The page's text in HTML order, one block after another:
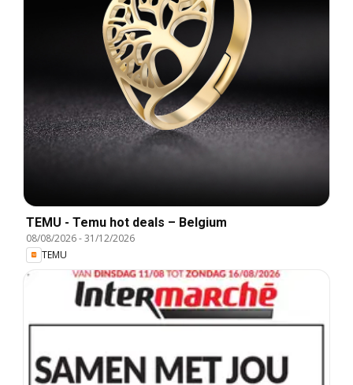
TEMU - Temu hot deals – Belgium
08/08/2026-31/12/2026
TEMU